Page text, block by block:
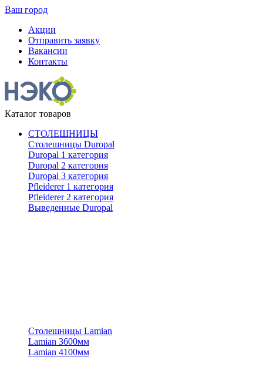
Ваш город
Акции
Отправить заявку
Вакансии
Контакты
Каталог товаров
СТОЛЕШНИЦЫ
Столешницы Duropal
Duropal 1 категория
Duropal 2 категория
Duropal 3 категория
Pfleiderer 1 категория
Pfleiderer 2 категория
Выведенные Duropal
Столешницы Lamian
Lamian 3600мм
Lamian 4100мм